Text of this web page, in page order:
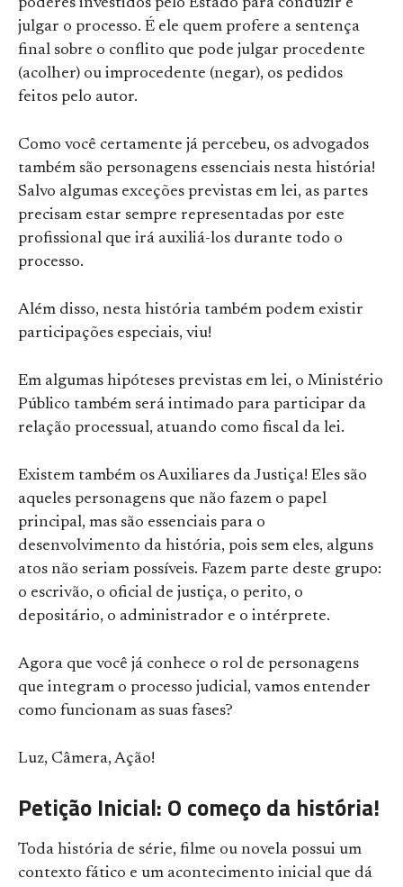
julgar o processo. É ele quem profere a sentença
final sobre o conflito que pode julgar procedente
(acolher) ou improcedente (negar), os pedidos
feitos pelo autor.
Como você certamente já percebeu, os advogados
também são personagens essenciais nesta história!
Salvo algumas exceções previstas em lei, as partes
precisam estar sempre representadas por este
profissional que irá auxiliá-los durante todo o
processo.
Além disso, nesta história também podem existir
participações especiais, viu!
Em algumas hipóteses previstas em lei, o Ministério
Público também será intimado para participar da
relação processual, atuando como fiscal da lei.
Existem também os Auxiliares da Justiça! Eles são
aqueles personagens que não fazem o papel
principal, mas são essenciais para o
desenvolvimento da história, pois sem eles, alguns
atos não seriam possíveis. Fazem parte deste grupo:
o escrivão, o oficial de justiça, o perito, o
depositário, o administrador e o intérprete.
Agora que você já conhece o rol de personagens
que integram o processo judicial, vamos entender
como funcionam as suas fases?
Luz, Câmera, Ação!
Petição Inicial: O começo da história!
Toda história de série, filme ou novela possui um
contexto fático e um acontecimento inicial que dá